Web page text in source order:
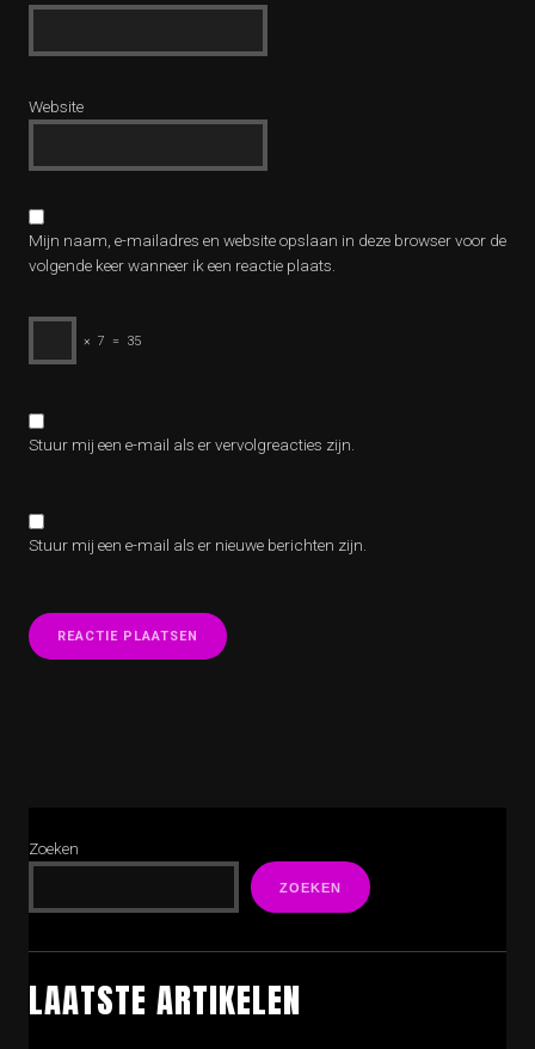
Website
Mijn naam, e-mailadres en website opslaan in deze browser voor de
volgende keer wanneer ik een reactie plaats.
× 7 = 35
Stuur mij een e-mail als er vervolgreacties zijn.
Stuur mij een e-mail als er nieuwe berichten zijn.
Zoeken
ZOEKEN
LAATSTE ARTIKELEN